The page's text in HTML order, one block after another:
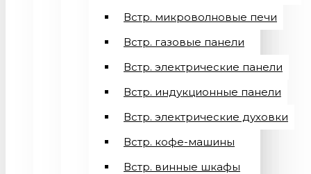
Встр. микроволновые печи
Встр. газовые панели
Встр. электрические панели
Встр. индукционные панели
Встр. электрические духовки
Встр. кофе-машины
Встр. винные шкафы